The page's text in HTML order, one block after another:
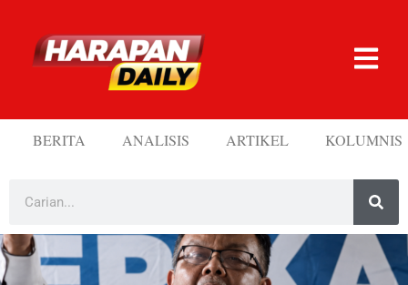
BERITA ANALISIS ARTIKEL KOLUMNIS